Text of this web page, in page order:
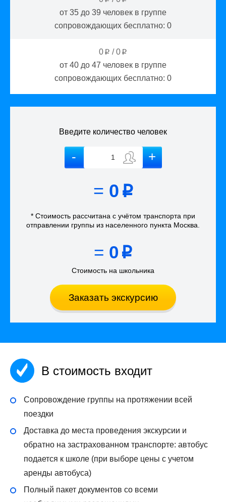
от 35 до 39 человек в группе
сопровождающих бесплатно: 0
0 p /0 p
от 40 до 47 человек в группе
сопровождающих бесплатно: 0
Введите количество человек
= 0 p
* Стоимость рассчитана с учётом транспорта при
отправлении группы из населенного пункта Москва
= 0 p
Стоимость на школьника
Заказать экскурсию
В стоимость входит
Сопровождение группы на протяжении всей
поездки
Доставка до места проведения экскурсии и
обратно на застрахованном транспорте: автобус
подается к школе (при выборе цены с учетом
аренды автобуса)
Полный пакет документов со всеми